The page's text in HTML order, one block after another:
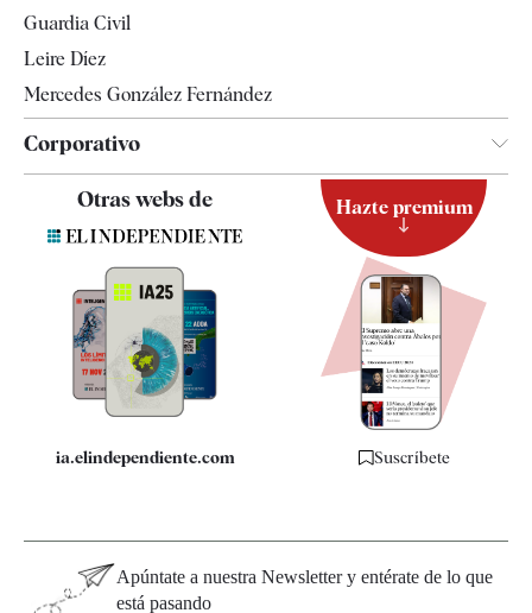
Guardia Civil
Leire Díez
Mercedes González Fernández
Corporativo
Contacto
Quiénes somos
Especificaciones
Otras webs de
ia.elindependiente.com
Hazte premium
Suscríbete
Apúntate a nuestra Newsletter y entérate de lo que
está pasando